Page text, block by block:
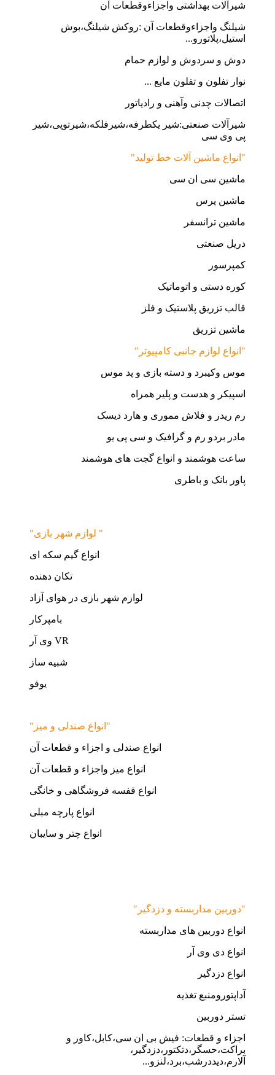
شیرآلات بهداشتی واجزاءوقطعات آن
شیلنگ واجزاءوقطعات آن :روکش شیلنگ،بوش
استیل،پلاتورو...
دوش و سردوش و لوازم حمام
نوار تفلون و تفلون مایع ...
اتصالات چدنی وآهنی و رادیاتور
شیرآلات صنعتی:شیر یکطرفه،شیرفلکه،شیرتوپی،شیر
پی وی سی
"انواع ماشین آلات خط تولید"
ماشین سی ان سی
ماشین پرس
ماشین ترانسفر
دریل صنعتی
کمپرسور
کوره دستی و اتوماتیک
قالب تزریق پلاستیک و فلز
ماشین تزریق
"انواع لوازم جانبی کامپیوتر"
موس وکیبرد و دسته بازی و پد موس
اسپیکر و هدست و پلیر همراه
رم ریدر و فلاش مموری و هارد دیسک
مادر بردو رم و گرافیک و سی پی یو
ساعت هوشمند و انواع گجت های هوشمند
پاور بانک و باطری
"لوازم شهر بازی "
انواع گیم سکه ای
تکان دهنده
لوازم شهر بازی در هوای آزاد
بامپرکار
وی آر VR
شبیه ساز
یوفو
"انواع صندلی و میز"
انواع صندلی و اجزاء و قطعات آن
انواع میز واجزاء و قطعات آن
انواع قفسه فروشگاهی و خانگی
انواع پارچه مبلی
انواع چتر و سایبان
"دوربین مداربسته و دزدگیر"
انواع دوربین های مداربسته
انواع دی وی آر
انواع دزدگیر
آداپتورومنبع تغذیه
تستر دوربین
اجزاء و قطعات: فیش بی ان سی،کابل،کاور و
براکت،حسگر،دتکتور،دزدگیر،
آلارم،دیددرشب،برد،لنزو...